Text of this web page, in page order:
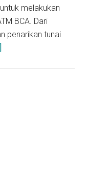
melakukan
BCA. Dari
penarikan tunai